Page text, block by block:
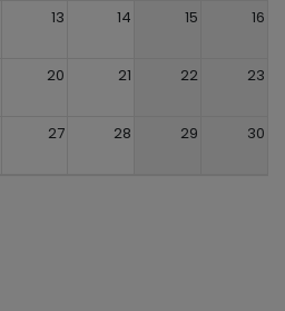
13 14 15 16
20 21 22 23
27 28 29 30